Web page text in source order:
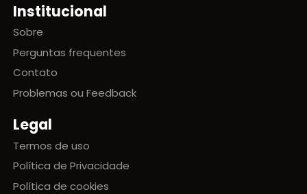
Institucional
Sobre
Perguntas frequentes
Contato
Problemas ou Feedback
Legal
Termos de uso
Política de Privacidade
Política de cookies